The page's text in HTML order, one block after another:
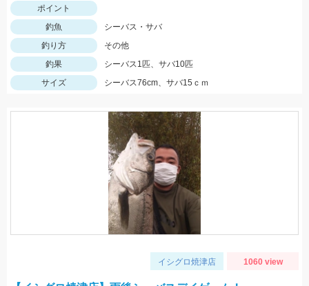
ポイント
釣魚
シーバス・サバ
釣り方
その他
釣果
シーバス1匹、サバ10匹
サイズ
シーバス76cm、サバ15ｃｍ
イシグロ焼津店 1060 view